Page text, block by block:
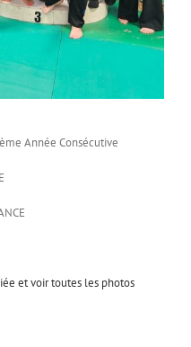
Année Consécutive
et voir toutes les photos